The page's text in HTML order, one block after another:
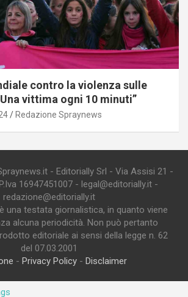
contro la violenza sulle
vittima ogni 10 minuti”
Redazione Spraynews
- Editorially Srl - Via Assisi 21 -
16947451007 - legal@editorially.it -
redazione@editorially.it
una testata giornalistica, in quanto viene
alcuna periodicità. Non può pertanto
editoriale ai sensi della legge n. 62
del 07.03.2001
- Privacy Policy- Disclaimer